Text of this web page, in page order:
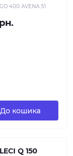
400 AVENA 51
До кошика
Q 150